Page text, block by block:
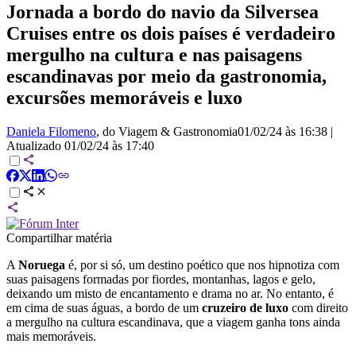
Jornada a bordo do navio da Silversea
Cruises entre os dois países é verdadeiro
mergulho na cultura e nas paisagens
escandinavas por meio da gastronomia,
excursões memoráveis e luxo
Daniela Filomeno, do Viagem & Gastronomia01/02/24 às 16:38 |
Atualizado 01/02/24 às 17:40
Compartilhar matéria
A Noruega é, por si só, um destino poético que nos hipnotiza com
suas paisagens formadas por fiordes, montanhas, lagos e gelo,
deixando um misto de encantamento e drama no ar. No entanto, é
em cima de suas águas, a bordo de um cruzeiro de luxo com direito
a mergulho na cultura escandinava, que a viagem ganha tons ainda
mais memoráveis.